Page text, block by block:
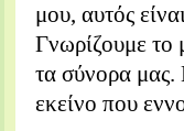
μου, αυτός
Γνωρίζουμε το
τα σύνορα
εκείνο που